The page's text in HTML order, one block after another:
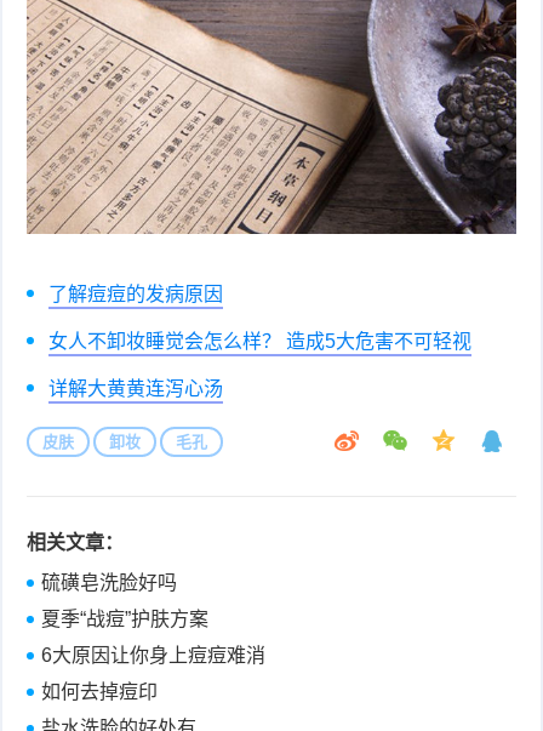
了解痘痘的发病原因
女人不卸妆睡觉会怎么样？ 造成5大危害不可轻视
详解大黄黄连泻心汤
皮肤 卸妆 毛孔
相关文章：
硫磺皂洗脸好吗
夏季“战痘”护肤方案
6大原因让你身上痘痘难消
如何去掉痘印